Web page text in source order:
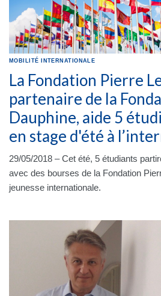
MOBILITÉ INTERNATIONALE
La Fondation Pierre
partenaire de la
Dauphine, aide 5
en stage d'été à
29/05/2018 – Cet été, 5 étudiants
avec des bourses de la Fondation
jeunesse internationale.